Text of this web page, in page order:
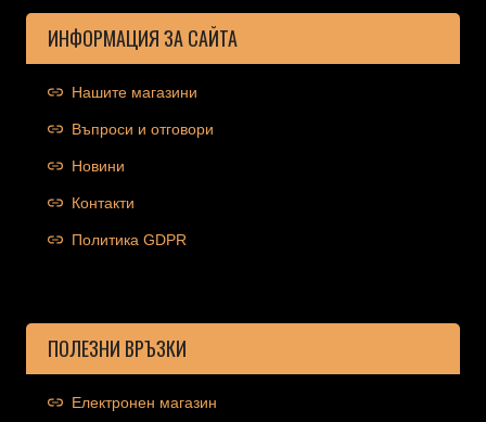
ИНФОРМАЦИЯ ЗА САЙТА
Нашите магазини
Въпроси и отговори
Новини
Контакти
Политика GDPR
ПОЛЕЗНИ ВРЪЗКИ
Електронен магазин